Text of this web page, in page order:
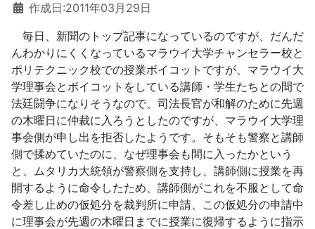
作成日:2011年03月29日
毎日、新聞のトップ記事になっているのですが、だんだ
んわかりにくくなっているマラウイ大学チャンセラー校と
ポリテクニック校での授業ボイコットですが、マラウイ大
学理事会とボイコットをしている講師・学生たちとの間で
法廷闘争になりそうなので、司法長官が和解のために先週
の木曜日に仲裁に入ろうとしたのですが、マラウイ大学理
事会側が申し出を拒否したようです。そもそも警察と講師
側で揉めていたのに、なぜ理事会も間に入ったかという
と、ムタリカ大統領が警察側を支持し、講師側に授業を再
開するように命令したため、講師側がこれを不服として命
令差し止めの仮処分を裁判所に申請、この仮処分の申請中
に理事会が先週の木曜日までに授業に復帰するように指示